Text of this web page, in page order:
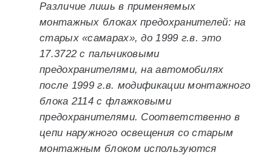
Различие лишь в применяемых
монтажных блоках предохранителей: на
старых «самарах», до 1999 г.в. это
17.3722 с пальчиковыми
предохранителями, на автомобилях
после 1999 г.в. модификации монтажного
блока 2114 с флажковыми
предохранителями. Соответственно в
цепи наружного освещения со старым
монтажным блоком используются